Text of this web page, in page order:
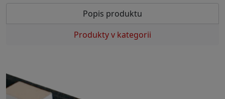
Popis produktu
Produkty v kategorii